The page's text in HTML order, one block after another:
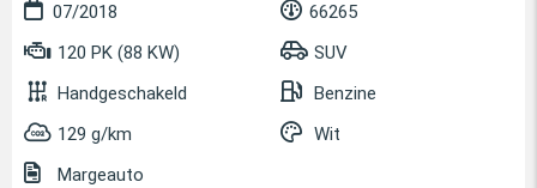
07/2018
66265
120 PK (88 KW)
SUV
Handgeschakeld
Benzine
129 g/km
Wit
Margeauto